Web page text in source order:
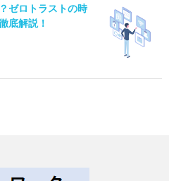
ゼロトラストの時
底解説！